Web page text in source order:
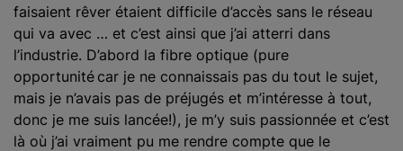
faisaient rêver étaient difficile d’accès sans le réseau
qui va avec … et c’est ainsi que j’ai atterri dans
l’industrie. D’abord la fibre optique (pure
opportunité car je ne connaissais pas du tout le sujet,
mais je n’avais pas de préjugés et m’intéresse à tout,
donc je me suis lancée!), je m’y suis passionnée et c’est
là où j’ai vraiment pu me rendre compte que le